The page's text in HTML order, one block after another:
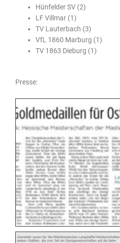
Hünfelder SV (2)
LF Villmar (1)
TV Lauterbach (3)
VfL 1860 Marburg (1)
TV 1863 Dieburg (1)
Presse: